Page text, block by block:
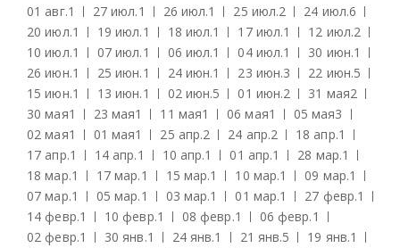
01 авг.1 27 июл.1 26 июл.1 25 июл.2 24 июл.6
20 июл.1 19 июл.1 18 июл.1 17 июл.1 12 июл.2
10 июл.1 07 июл.1 06 июл.1 04 июл.1 30 июн.1
26 июн.1 25 июн.1 24 июн.1 23 июн.3 22 июн.5
15 июн.1 13 июн.1 02 июн.5 01 июн.2 31 мая2
30 мая1 23 мая1 11 мая1 06 мая1 05 мая3
02 мая1 01 мая1 25 апр.2 24 апр.2 18 апр.1
17 апр.1 14 апр.1 10 апр.1 01 апр.1 28 мар.1
18 мар.1 17 мар.1 15 мар.1 10 мар.1 09 мар.1
07 мар.1 05 мар.1 03 мар.1 01 мар.1 27 февр.1
14 февр.1 10 февр.1 08 февр.1 06 февр.1
02 февр.1 30 янв.1 24 янв.1 21 янв.5 19 янв.1